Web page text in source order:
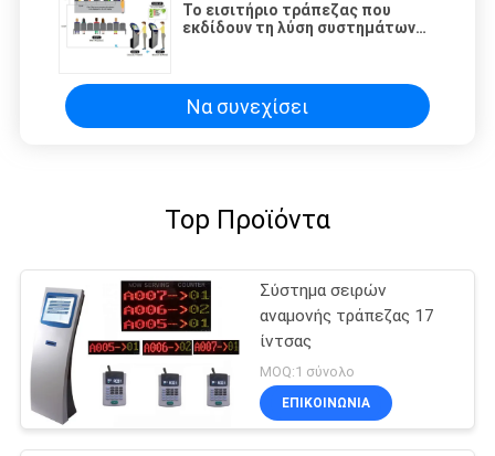
Το εισιτήριο τράπεζας που
εκδίδουν τη λύση συστημάτων
συμβολικός αριθμός καλούν το
σύστημα
Να συνεχίσει
Top Προϊόντα
Σύστημα σειρών
αναμονής τράπεζας 17
ίντσας
MOQ:1 σύνολο
ΕΠΙΚΟΙΝΩΝΊΑ